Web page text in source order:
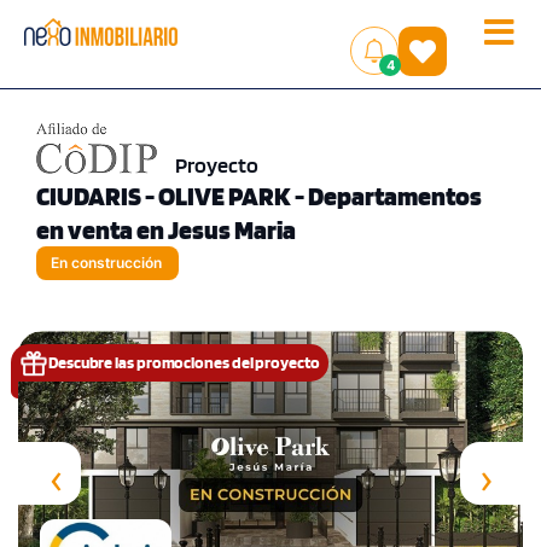
Toggle
4
()
Proyecto
CIUDARIS - OLIVE PARK - Departamentos
en venta en Jesus Maria
En construcción
‹ ›
Descubre las promociones del proyecto